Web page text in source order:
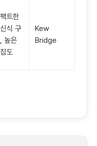
트한
식 구
높은
도
Kew
Bridge